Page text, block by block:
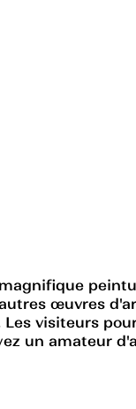
œuvres
visiteurs
un amateur